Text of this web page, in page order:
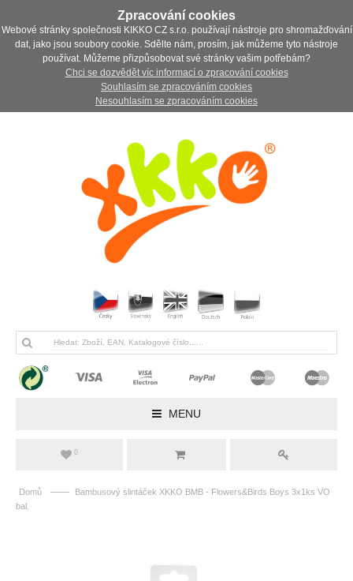
Zpracování cookies
Webové stránky společnosti KIKKO CZ s.r.o. používají nástroje pro shromažďování
dat, jako jsou soubory cookie. Sdělte nám, prosím, jak můžeme tyto nástroje
používat. Můžeme přizpůsobovat své stránky vašim potřebám?
Chci se dozvědět víc informací o zpracování cookies
Souhlasím se zpracováním cookies
Nesouhlasím se zpracováním cookies
MENU
0
Domů ——
Bambusový slintáček XKKO BMB - Flowers&Birds Boys 3x1ks VO
bal.